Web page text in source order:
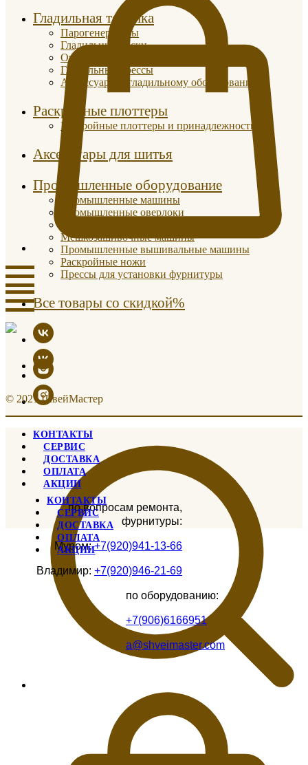
Гладильная техника
Парогенераторы
Гладильные доски
Отпариватели
Гладильные прессы
Аксессуары к гладильному оборудованию
Раскройные плоттеры
Раскройные плоттеры и принадлежности
Аксессуары для шитья
Промышленные оборудование
Промышленные машины
Промышленные оверлоки
Мешкозашивочные машины
Промышленные вышивальные машины
Раскройные ножи
Прессы для установки фурнитуры
Все товары со скидкой%
© 2021 ШвейМастер
КОНТАКТЫ
СЕРВИС
ДОСТАВКА
ОПЛАТА
АКЦИИ
по вопросам ремонта,
фурнитуры:
Муром:+7(920)941-13-66
Владимир: +7(920)946-21-69
по оборудованию:
+7(906)6166951
a@shveimaster.com
КОНТАКТЫ
СЕРВИС
ДОСТАВКА
ОПЛАТА
АКЦИИ